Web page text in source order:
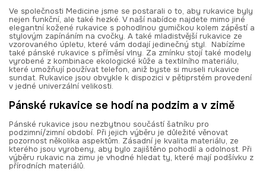
Ve společnosti Medicine jsme se postarali o to, aby rukavice byly
nejen funkční, ale také hezké. V naší nabídce najdete mimo jiné
elegantní kožené rukavice s pohodlnou gumičkou kolem zápěstí a
stylovým zapínáním na cvočky. A také mladistvější rukavice ze
vzorovaného úpletu, které vám dodají jedinečný styl. Nabízíme
také pánské rukavice s příměsí vlny. Za zmínku stojí také modely
vyrobené z kombinace ekologické kůže a textilního materiálu,
které umožňují používat telefon, aniž byste si museli rukavice
sundat. Rukavice jsou obvykle k dispozici v pětiprstém provedení
v jedné univerzální velikosti.
Pánské rukavice se hodí na podzim a v zimě
Pánské rukavice jsou nezbytnou součástí šatníku pro
podzimní/zimní období. Při jejich výběru je důležité věnovat
pozornost několika aspektům. Zásadní je kvalita materiálu, ze
kterého jsou vyrobeny, aby bylo zajištěno pohodlí a odolnost. Při
výběru rukavic na zimu je vhodné hledat ty, které mají podšívku z
přírodních materiálů.